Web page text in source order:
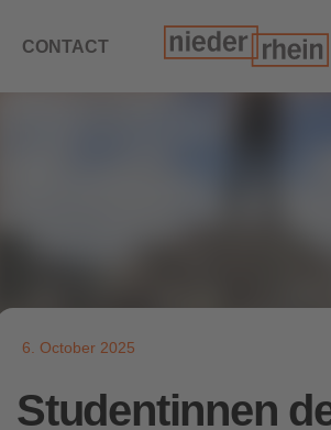
CONTACT
6. October 2025
Studentinnen